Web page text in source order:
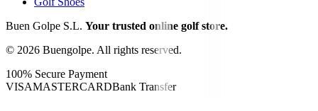
Buen Golpe S.L. Your trusted online golf store.
© 2026 Buengolpe. All rights reserved.
100% Secure Payment
VISAMASTERCARDBank Transfer